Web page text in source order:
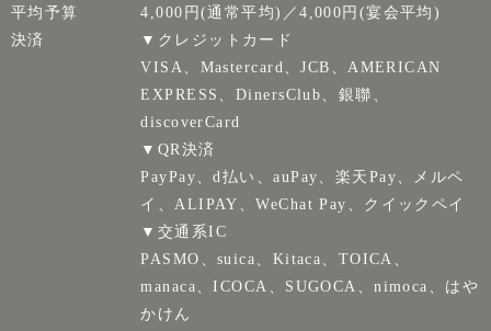
平均予算
4,000円(通常平均)／4,000円(宴会平均)
決済
▼クレジットカード
VISA、Mastercard、JCB、AMERICAN
EXPRESS、DinersClub、銀聯、
discoverCard
▼QR決済
PayPay、d払い、auPay、楽天Pay、メルペ
イ、ALIPAY、WeChat Pay、クイックペイ
▼交通系IC
PASMO、suica、Kitaca、TOICA、
manaca、ICOCA、SUGOCA、nimoca、はや
かけん